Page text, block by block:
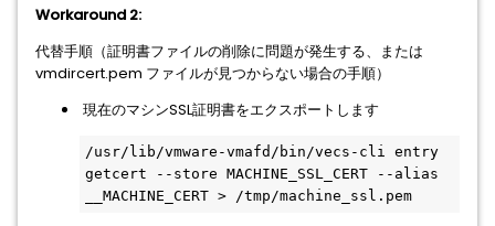
Workaround 2:
代替手順（証明書ファイルの削除に問題が発生する、または
vmdircert.pem ファイルが見つからない場合の手順）
現在のマシンSSL証明書をエクスポートします
/usr/lib/vmware-vmafd/bin/vecs-cli entry
getcert --store MACHINE_SSL_CERT --alias
__MACHINE_CERT > /tmp/machine_ssl.pem